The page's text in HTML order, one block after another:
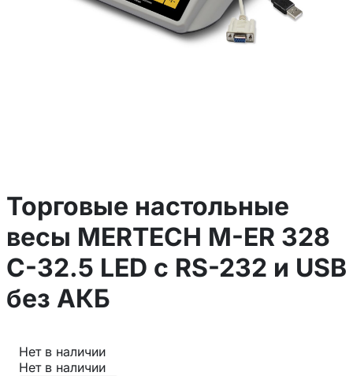
Торговые настольные
весы MERTECH M-ER 328
C-32.5 LED с RS-232 и USB
без АКБ
Нет в наличии
Нет в наличии